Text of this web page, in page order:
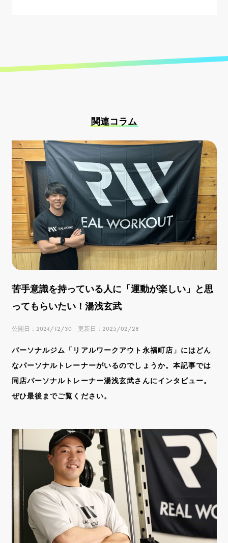
関連コラム
苦手意識を持っている人に「運動が楽しい」と思
ってもらいたい！湯浅玄武
公開日：2024/12/30 更新日：2025/02/28
パーソナルジム「リアルワークアウト永福町店」にはどん
なパーソナルトレーナーがいるのでしょうか。本記事では
同店パーソナルトレーナー湯浅玄武さんにインタビュー。
ぜひ最後までご覧ください。